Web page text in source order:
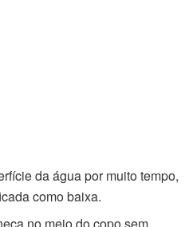
da água por muito tempo,
como baixa.